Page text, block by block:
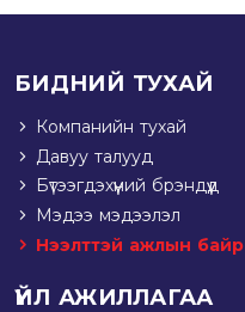
БИДНИЙ ТУХАЙ
Компанийн тухай
Давуу талууд
Бүтээгдэхүүний брэндүүд
Мэдээ мэдээлэл
Нээлттэй ажлын байр
ҮЙЛ АЖИЛЛАГАА